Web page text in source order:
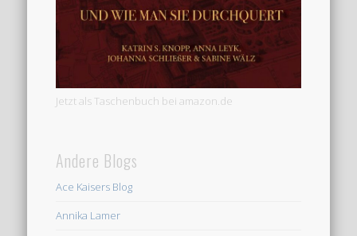
Jetzt als Taschenbuch bei amazon.de
Andere Blogs
Ace Kaisers Blog
Annika Lamer